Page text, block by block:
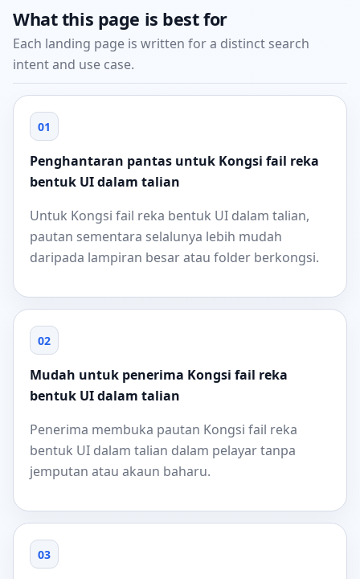
What this page is best for
Each landing page is written for a distinct search
intent and use case.
01
Penghantaran pantas untuk Kongsi fail reka
bentuk UI dalam talian
Untuk Kongsi fail reka bentuk UI dalam talian,
pautan sementara selalunya lebih mudah
daripada lampiran besar atau folder berkongsi.
02
Mudah untuk penerima Kongsi fail reka
bentuk UI dalam talian
Penerima membuka pautan Kongsi fail reka
bentuk UI dalam talian dalam pelayar tanpa
jemputan atau akaun baharu.
03